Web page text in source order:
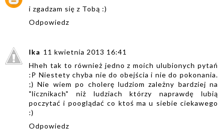
i zgadzam się z Tobą :)
Odpowiedz
Ika 11 kwietnia 2013 16:41
Hheh tak to również jedno z moich ulubionych pytań
:P Niestety chyba nie do obejścia i nie do pokonania.
;) Nie wiem po cholerę ludziom zależny bardziej na
"licznikach" niż ludziach którzy naprawdę lubią
poczytać i pooglądać co ktoś ma u siebie ciekawego
:)
Odpowiedz